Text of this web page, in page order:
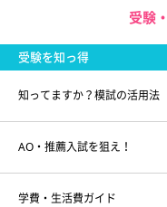
受験
受験を知っ得
知ってますか？模試の活用法
AO・推薦入試を狙え！
学費・生活費ガイド